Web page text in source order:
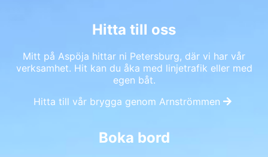
Hitta till oss
Mitt på Aspöja hittar ni Petersburg, där vi har vår
verksamhet. Hit kan du åka med linjetrafik eller med
egen båt.
Hitta till vår brygga genom Arnströmmen
Boka bord